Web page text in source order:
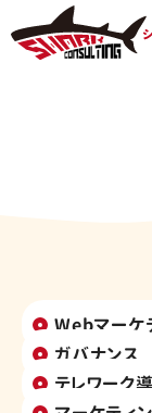
Webマーケ
ガバナンス
テレワーク